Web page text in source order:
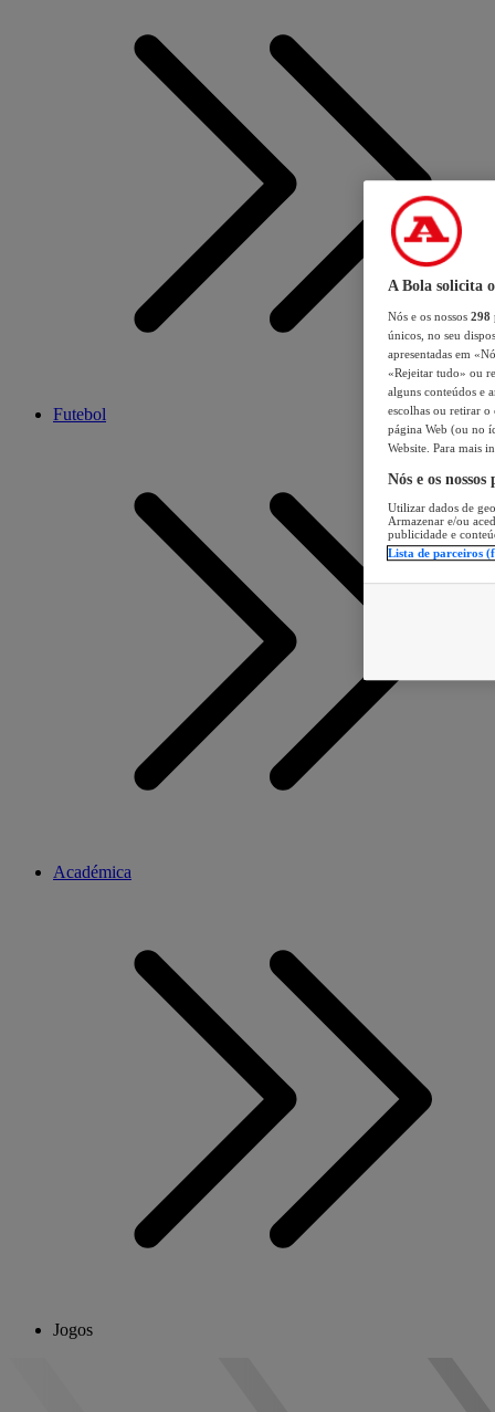
Futebol
Académica
Jogos
A Bola solicita
Nós e os nossos 298
únicos, no seu
apresentadas em
«Rejeitar tudo» ou
alguns conteúdos e
escolhas ou retirar
página Web (ou no
Website. Para mais
Nós e os
Utilizar dados de
Armazenar e/ou
publicidade e
Lista de parceiros